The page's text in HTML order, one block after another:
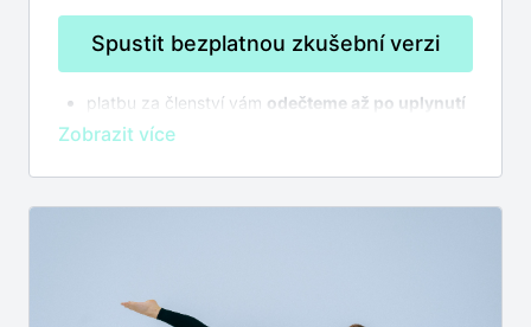
Spustit bezplatnou zkušební verzi
platbu za členství vám odečteme až po uplynutí
7 dnů na zkoušku
členství se automaticky prodlužuje,zrušit